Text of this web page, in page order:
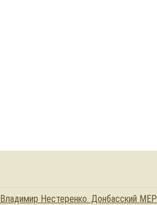
Владимир Нестеренко. Донбасский